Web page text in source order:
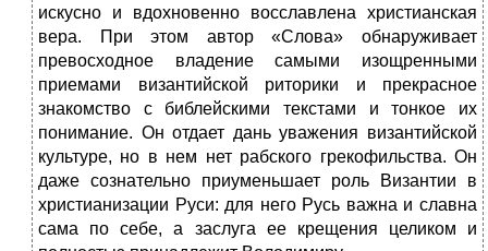
искусно и вдохновенно восславлена христианская
вера. При этом автор «Слова» обнаруживает
превосходное владение самыми изощренными
приемами византийской риторики и прекрасное
знакомство с библейскими текстами и тонкое их
понимание. Он отдает дань уважения византийской
культуре, но в нем нет рабского грекофильства. Он
даже сознательно приуменьшает роль Византии в
христианизации Руси: для него Русь важна и славна
сама по себе, а заслуга ее крещения целиком и